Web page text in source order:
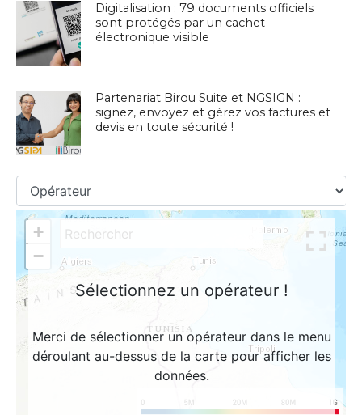
Digitalisation : 79 documents officiels
sont protégés par un cachet
électronique visible
Partenariat Birou Suite et NGSIGN :
signez, envoyez et gérez vos factures et
devis en toute sécurité !